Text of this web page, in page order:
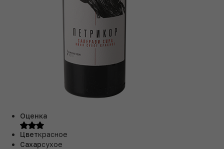
Оценка
Цветкрасное
Сахарсухое